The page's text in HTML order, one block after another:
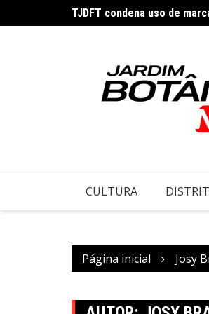
para
TJDFT condena uso de
CULTURA
Página inicial Josy